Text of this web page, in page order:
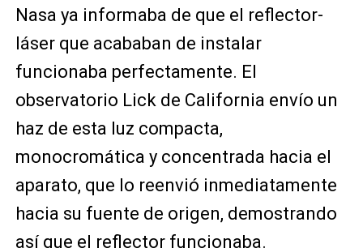
Nasa ya informaba de que el reflector-
láser que acababan de instalar
funcionaba perfectamente. El
observatorio Lick de California envío un
haz de esta luz compacta,
monocromática y concentrada hacia el
aparato, que lo reenvió inmediatamente
hacia su fuente de origen, demostrando
así que el reflector funcionaba.